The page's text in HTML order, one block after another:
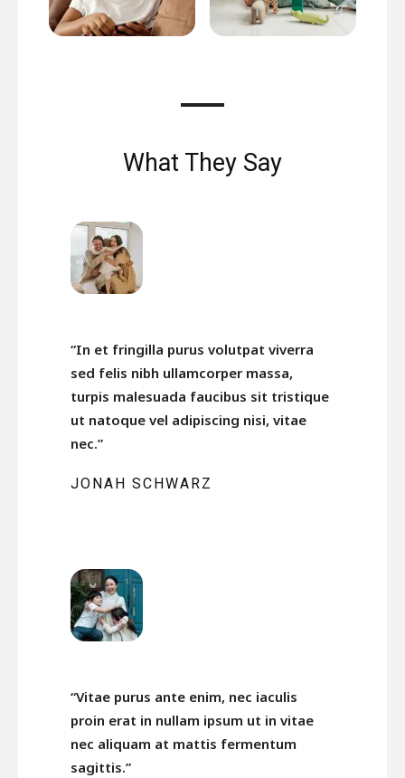
What They Say
“In et fringilla purus volutpat viverra
sed felis nibh ullamcorper massa,
turpis malesuada faucibus sit tristique
ut natoque vel adipiscing nisi, vitae
nec.”
JONAH SCHWARZ
“Vitae purus ante enim, nec iaculis
proin erat in nullam ipsum ut in vitae
nec aliquam at mattis fermentum
sagittis.”